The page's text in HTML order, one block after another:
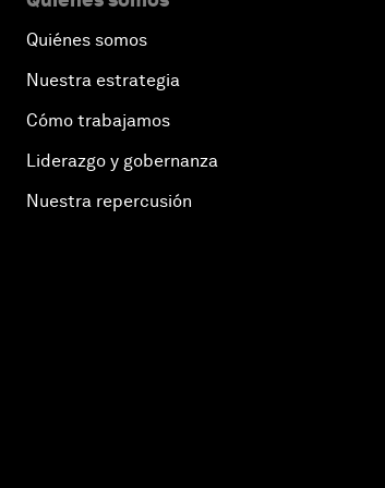
Quiénes somos
Nuestra estrategia
Cómo trabajamos
Liderazgo y gobernanza
Nuestra repercusión